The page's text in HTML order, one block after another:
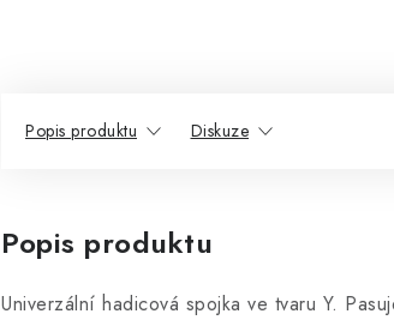
Popis produktu Diskuze
Popis produktu
Univerzální hadicová spojka ve tvaru Y.